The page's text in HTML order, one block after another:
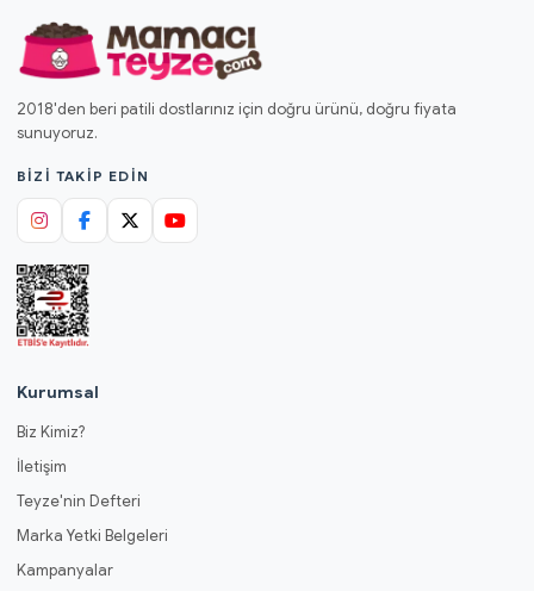
2018'den beri patili dostlarınız için doğru ürünü, doğru fiyata
sunuyoruz.
BIZI TAKIP EDIN
Kurumsal
Biz Kimiz?
İletişim
Teyze'nin Defteri
Marka Yetki Belgeleri
Kampanyalar